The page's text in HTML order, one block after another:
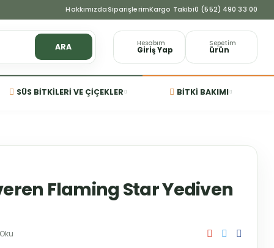
Hakkımızda SiparişlerimKargo Takibi0 (552) 490 33 00
ARA Hesabım
Giriş Yap
Sepetim
ürün
SÜS BITKILERI VE ÇIÇEKLER BITKI BAKIMI
Flaming Star Yediven